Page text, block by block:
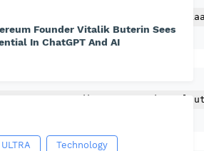
±768 m di atas permukaan
di atas permukaan laut dan
Founder Vitalik Buterin Sees
In ChatGPT And AI
Technology